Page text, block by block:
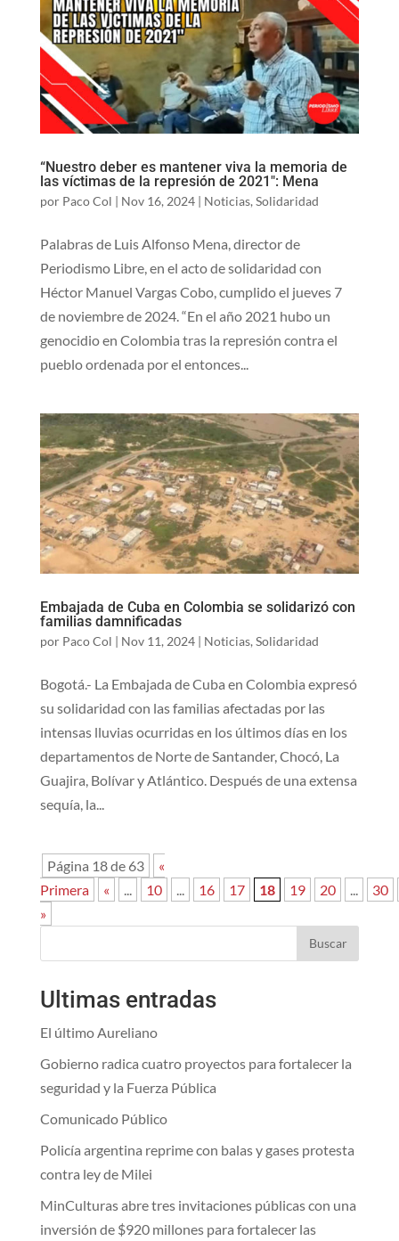
“Nuestro deber es mantener viva la memoria de
las víctimas de la represión de 2021″: Mena
por Paco Col | Nov 16, 2024| Noticias, Solidaridad
Palabras de Luis Alfonso Mena, director de
Periodismo Libre, en el acto de solidaridad con
Héctor Manuel Vargas Cobo, cumplido el jueves 7
de noviembre de 2024. “En el año 2021 hubo un
genocidio en Colombia tras la represión contra el
pueblo ordenada por el entonces...
Embajada de Cuba en Colombia se solidarizó con
familias damnificadas
por Paco Col | Nov 11, 2024| Noticias, Solidaridad
Bogotá.- La Embajada de Cuba en Colombia expresó
su solidaridad con las familias afectadas por las
intensas lluvias ocurridas en los últimos días en los
departamentos de Norte de Santander, Chocó, La
Guajira, Bolívar y Atlántico. Después de una extensa
sequía, la...
Página 18 de 63
«
Primera
« 10 16 17 18 19 20
30
»
Buscar
Ultimas entradas
El último Aureliano
Gobierno radica cuatro proyectos para fortalecer la
seguridad y la Fuerza Pública
Comunicado Público
Policía argentina reprime con balas y gases protesta
contra ley de Milei
MinCulturas abre tres invitaciones públicas con una
inversión de $920 millones para fortalecer las